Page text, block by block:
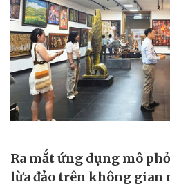
Ra mắt ứng dụng mô
lừa đảo trên không gian